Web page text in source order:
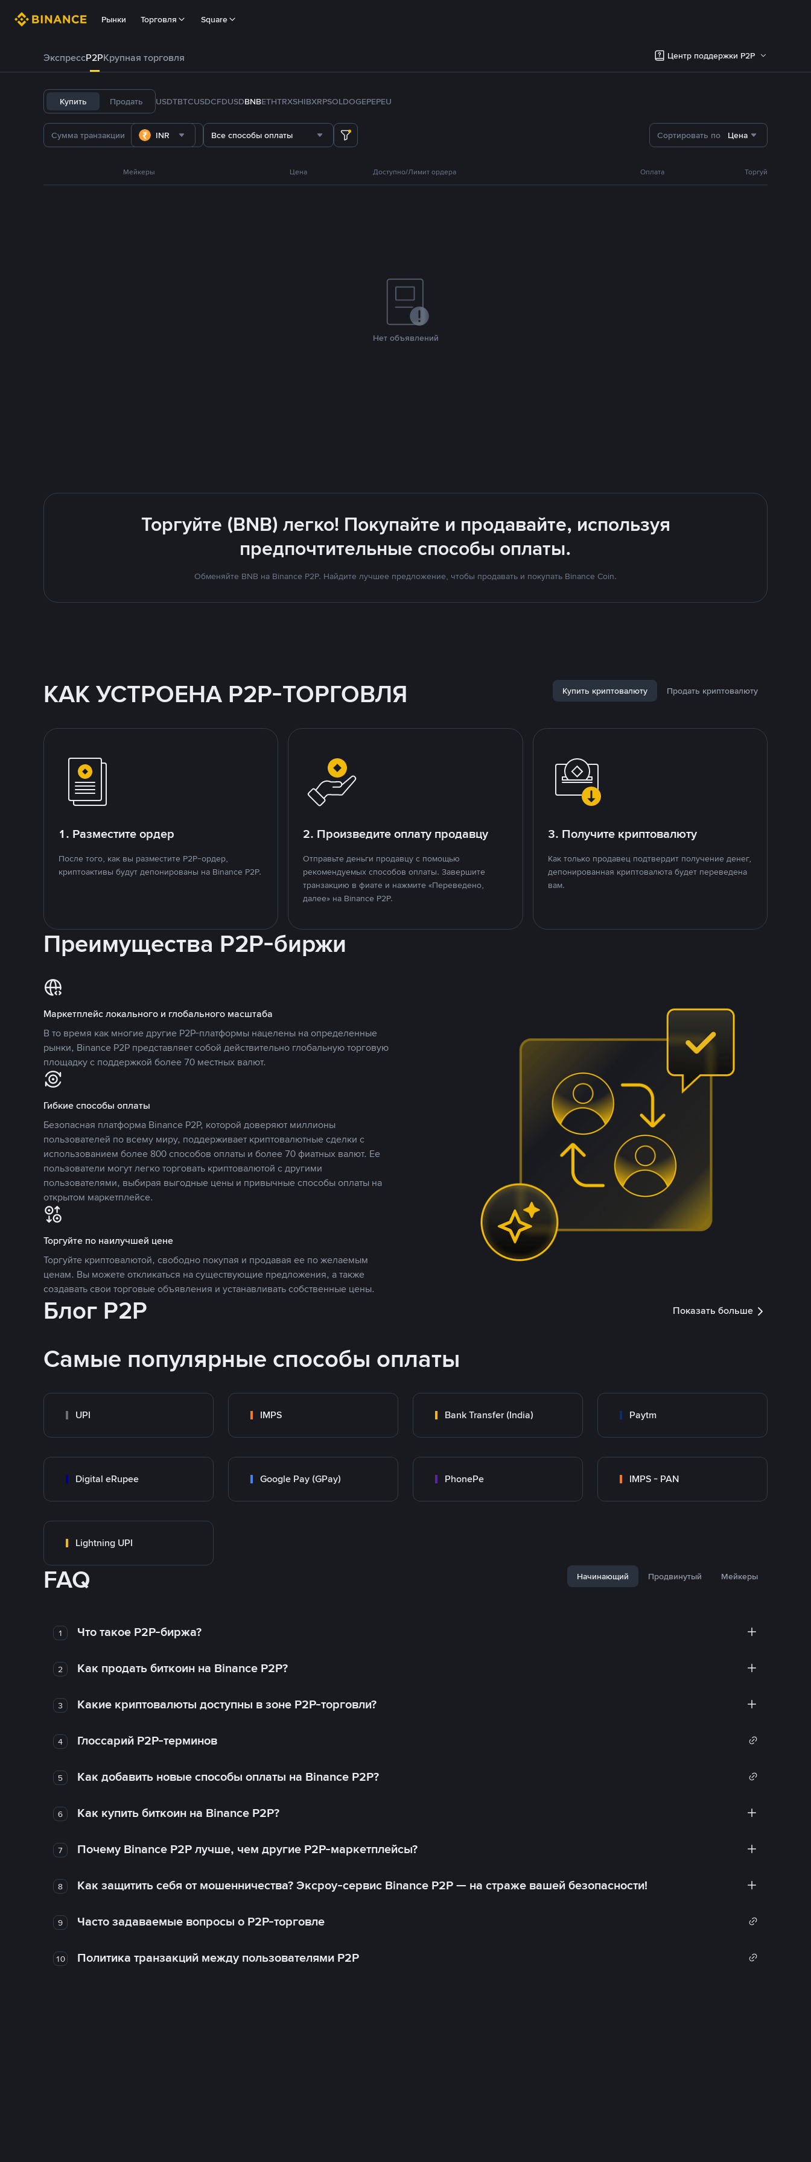
Рынки Торговля Square
ЭкспрессP2PКрупная торговля Центр поддержки P2P
Купить Продать USDTBTCUSDCFDUSDBNBETHTRXSHIBXRPSOLDOGEPEPEU
INR Все способы оплаты Сортировать по Цена
Мейкеры Цена Доступно/Лимит ордера Оплата Торгуй
Нет объявлений
Торгуйте (BNB) легко! Покупайте и продавайте, используя
предпочтительные способы оплаты.
Обменяйте BNB на Binance P2P. Найдите лучшее предложение, чтобы продавать и покупать Binance Coin.
КАК УСТРОЕНА P2P-ТОРГОВЛЯ Купить криптовалюту Продать криптовалюту
1. Разместите ордер
После того, как вы разместите P2P-ордер,
криптоактивы будут депонированы на Binance P2P.
2. Произведите оплату продавцу
Отправьте деньги продавцу с помощью
рекомендуемых способов оплаты. Завершите
транзакцию в фиате и нажмите «Переведено,
далее» на Binance P2P.
3. Получите криптовалюту
Как только продавец подтвердит получение денег,
депонированная криптовалюта будет переведена
вам.
Преимущества P2P-биржи
Маркетплейс локального и глобального масштаба
В то время как многие другие P2P-платформы нацелены на определенные
рынки, Binance P2P представляет собой действительно глобальную торговую
площадку с поддержкой более 70 местных валют.
Гибкие способы оплаты
Безопасная платформа Binance P2P, которой доверяют миллионы
пользователей по всему миру, поддерживает криптовалютные сделки с
использованием более 800 способов оплаты и более 70 фиатных валют. Ее
пользователи могут легко торговать криптовалютой с другими
пользователями, выбирая выгодные цены и привычные способы оплаты на
открытом маркетплейсе.
Торгуйте по наилучшей цене
Торгуйте криптовалютой, свободно покупая и продавая ее по желаемым
ценам. Вы можете откликаться на существующие предложения, а также
создавать свои торговые объявления и устанавливать собственные цены.
Блог P2P Показать больше
Самые популярные способы оплаты
UPI IMPS Bank Transfer (India) Paytm
Digital eRupee Google Pay (GPay) PhonePe IMPS - PAN
Lightning UPI
FAQ Начинающий Продвинутый Мейкеры
1 Что такое P2P-биржа?
2 Как продать биткоин на Binance P2P?
3 Какие криптовалюты доступны в зоне P2P-торговли?
4 Глоссарий P2P-терминов
5 Как добавить новые способы оплаты на Binance P2P?
6 Как купить биткоин на Binance P2P?
7 Почему Binance P2P лучше, чем другие P2P-маркетплейсы?
8 Как защитить себя от мошенничества? Эксроу-сервис Binance P2P — на страже вашей безопасности!
9 Часто задаваемые вопросы о P2P-торговле
10 Политика транзакций между пользователями P2P